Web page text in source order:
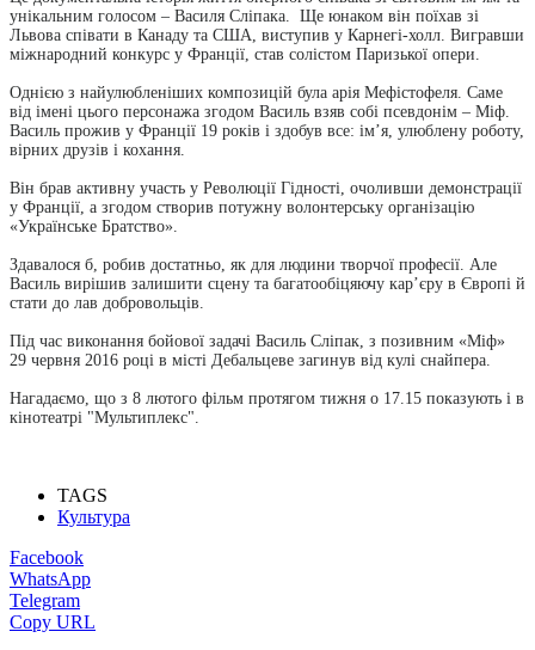
унікальним голосом – Василя Сліпака. Ще юнаком він поїхав зі
Львова співати в Канаду та США, виступив у Карнегі-холл. Вигравши
міжнародний конкурс у Франції, став солістом Паризької опери.
Однією з найулюбленіших композицій була арія Мефістофеля. Саме
від імені цього персонажа згодом Василь взяв собі псевдонім – Міф.
Василь прожив у Франції 19 років і здобув все: ім’я, улюблену роботу,
вірних друзів і кохання.
Він брав активну участь у Революції Гідності, очоливши демонстрації
у Франції, а згодом створив потужну волонтерську організацію
«Українське Братство».
Здавалося б, робив достатньо, як для людини творчої професії. Але
Василь вирішив залишити сцену та багатообіцяючу кар’єру в Європі й
стати до лав добровольців.
Під час виконання бойової задачі Василь Сліпак, з позивним «Міф»
29 червня 2016 році в місті Дебальцеве загинув від кулі снайпера.
Нагадаємо, що з 8 лютого фільм протягом тижня о 17.15 показують і в
кінотеатрі "Мультиплекс".
TAGS
Культура
Facebook
WhatsApp
Telegram
Copy URL